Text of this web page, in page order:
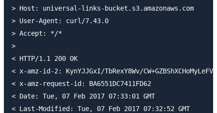
> Host: universal-links-bucket.s3.amazonaws.com
> User-Agent: curl/7.43.0
> Accept: */*
>
< HTTP/1.1 200 OK
< x-amz-id-2: KynYJJGxI/TbRexY8Wv/
< x-amz-request-id: BA6551DC7411FD62
< Date: Tue, 07 Feb 2017 07:33:01 GMT
< Last-Modified: Tue, 07 Feb 2017 07:32:52 GMT